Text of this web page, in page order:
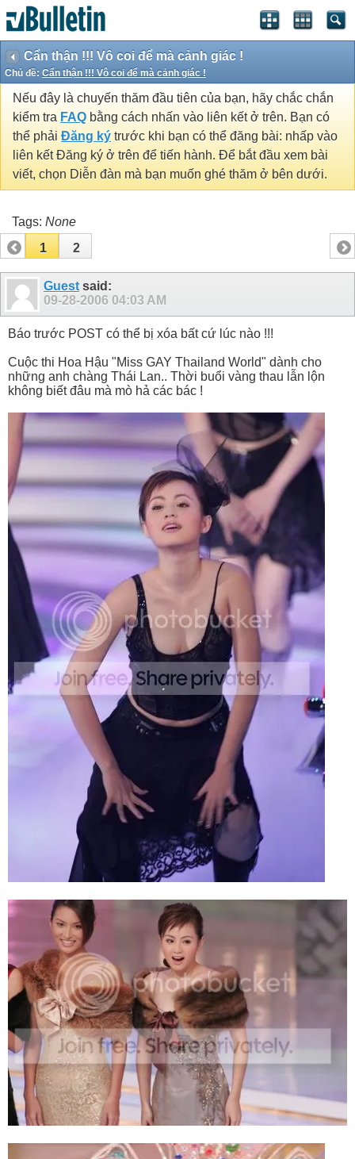
Cẩn thận !!! Vô coi để mà cảnh giác !
Chủ đề: Cẩn thận !!! Vô coi để mà cảnh giác !
Nếu đây là chuyến thăm đầu tiên của bạn, hãy chắc chắn
kiểm tra FAQ bằng cách nhấn vào liên kết ở trên. Bạn có
thể phải Đăng ký trước khi bạn có thể đăng bài: nhấp vào
liên kết Đăng ký ở trên để tiến hành. Để bắt đầu xem bài
viết, chọn Diễn đàn mà bạn muốn ghé thăm ở bên dưới.
Tags: None
1
2
Guest said:
09-28-2006 04:03 AM
Báo trước POST có thể bị xóa bất cứ lúc nào !!!
Cuộc thi Hoa Hậu "Miss GAY Thailand World" dành cho
những anh chàng Thái Lan.. Thời buổi vàng thau lẫn lộn
không biết đâu mà mò hả các bác !